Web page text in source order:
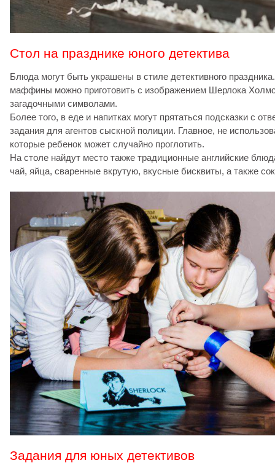
Стол на празднике юного детектива
Блюда могут быть украшены в стиле детективного
маффины можно приготовить с изображением Шерлока
загадочными символами.
Более того, в еде и напитках могут прятаться подсказки с
задания для агентов сыскной полиции. Главное, не
которые ребенок может случайно проглотить.
На столе найдут место также традиционные английские
чай, яйца, сваренные вкрутую, вкусные бисквиты, а также
Задания для юных детективов